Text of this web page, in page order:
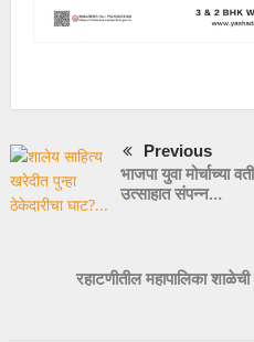
Previous
भाजपा युवा मोर्चाच्या
उत्साहात संपन्न…
रहाटणीतील महापालिका